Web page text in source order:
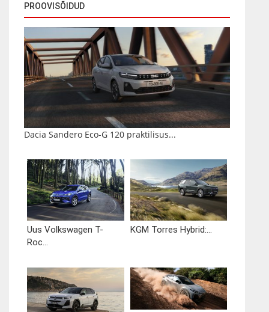
PROOVISÕIDUD
Dacia Sandero Eco-G 120 praktilisus...
Uus Volkswagen T-
Roc...
KGM Torres Hybrid:...